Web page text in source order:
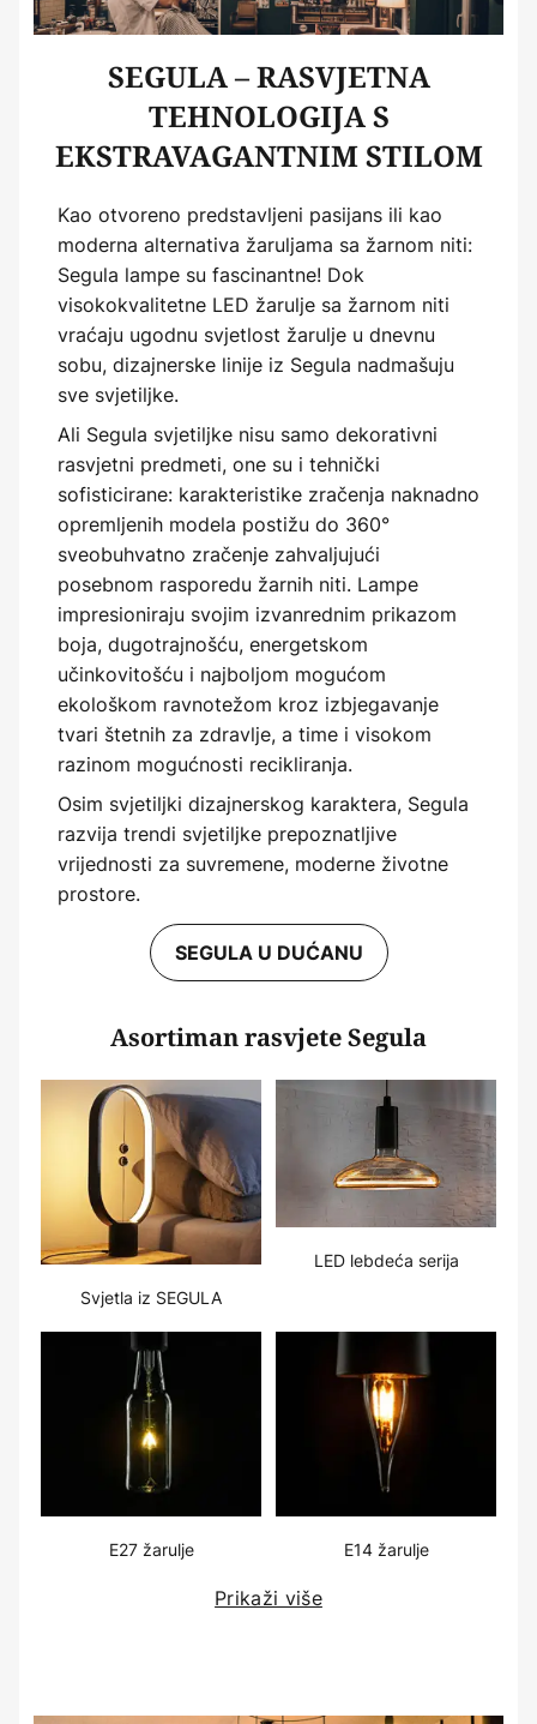
SEGULA – RASVJETNA
TEHNOLOGIJA S
EKSTRAVAGANTNIM STILOM
Kao otvoreno predstavljeni pasijans ili kao
moderna alternativa žaruljama sa žarnom niti:
Segula lampe su fascinantne! Dok
visokokvalitetne LED žarulje sa žarnom niti
vraćaju ugodnu svjetlost žarulje u dnevnu
sobu, dizajnerske linije iz Segula nadmašuju
sve svjetiljke.
Ali Segula svjetiljke nisu samo dekorativni
rasvjetni predmeti, one su i tehnički
sofisticirane: karakteristike zračenja naknadno
opremljenih modela postižu do 360°
sveobuhvatno zračenje zahvaljujući
posebnom rasporedu žarnih niti. Lampe
impresioniraju svojim izvanrednim prikazom
boja, dugotrajnošću, energetskom
učinkovitošću i najboljom mogućom
ekološkom ravnotežom kroz izbjegavanje
tvari štetnih za zdravlje, a time i visokom
razinom mogućnosti recikliranja.
Osim svjetiljki dizajnerskog karaktera, Segula
razvija trendi svjetiljke prepoznatljive
vrijednosti za suvremene, moderne životne
prostore.
SEGULA U DUĆANU
Asortiman rasvjete Segula
Svjetla iz SEGULA
LED lebdeća serija
E27 žarulje E14 žarulje
Prikaži više